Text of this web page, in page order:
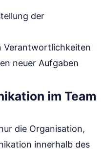
der
Verantwortlichkeiten
neuer Aufgaben
im Team
die Organisation,
innerhalb des